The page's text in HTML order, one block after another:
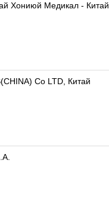
Хониюй Медикал - Китай
Co LTD, Китай